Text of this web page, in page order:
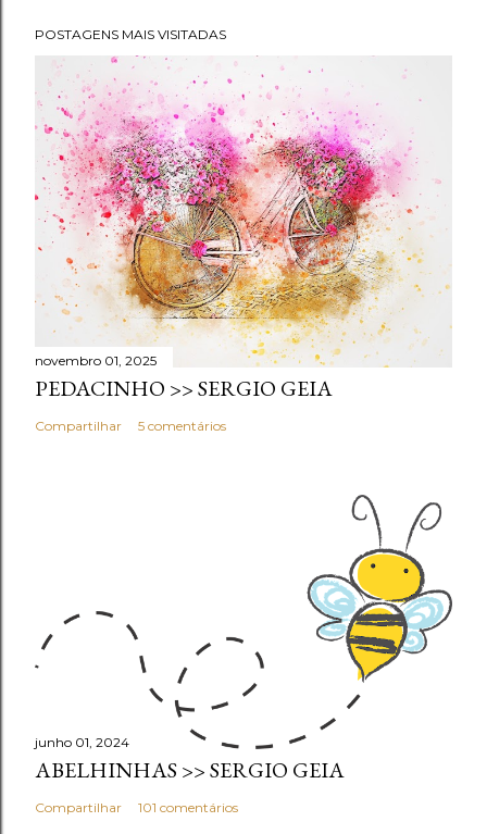
POSTAGENS MAIS VISITADAS
novembro 01, 2025
PEDACINHO >> SERGIO GEIA
Compartilhar 5 comentários
junho 01, 2024
ABELHINHAS >> SERGIO GEIA
Compartilhar 101 comentários